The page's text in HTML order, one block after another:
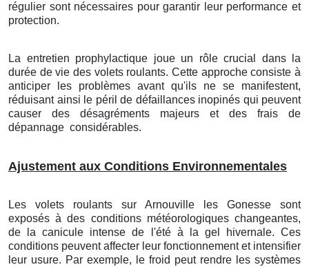
régulier sont nécessaires pour garantir leur performance et
protection.
La entretien prophylactique joue un rôle crucial dans la
durée de vie des volets roulants. Cette approche consiste à
anticiper les problèmes avant qu'ils ne se manifestent,
réduisant ainsi le péril de défaillances inopinés qui peuvent
causer des désagréments majeurs et des frais de
dépannage considérables.
Ajustement aux Conditions Environnementales
Les volets roulants sur Arnouville les Gonesse sont
exposés à des conditions météorologiques changeantes,
de la canicule intense de l'été à la gel hivernale. Ces
conditions peuvent affecter leur fonctionnement et intensifier
leur usure. Par exemple, le froid peut rendre les systèmes